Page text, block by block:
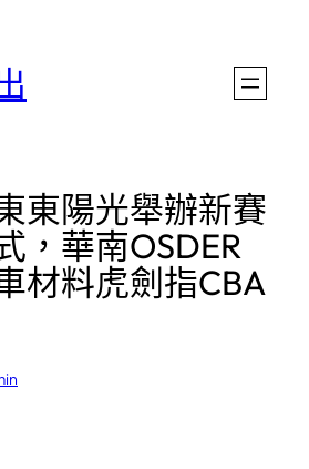
東陽光舉辦新賽
，華南OSDER
材料虎劍指CBA